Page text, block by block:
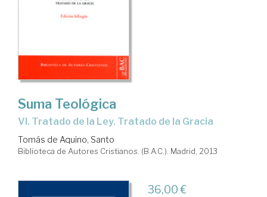
Suma Teológica
VI. Tratado de la Ley. Tratado de la Gracia
Tomás de Aquino, Santo
Biblioteca de Autores Cristianos. (B.A.C.). Madrid, 2013
36,00 €